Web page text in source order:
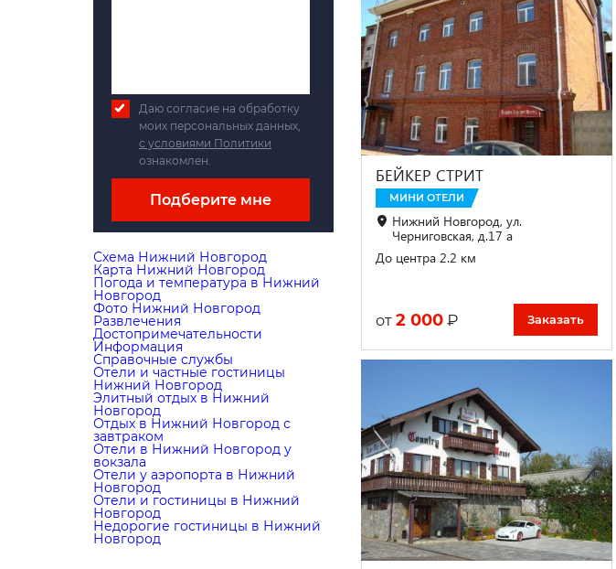
БЕЙКЕР СТРИТ
МИНИ ОТЕЛИ
Нижний Новгород, ул.
Черниговская, д.17 а
До центра 2.2 км
от 2 000 ₽ Заказать
Даю согласие на обработку
моих персональных данных,
с условиями Политики
ознакомлен.
Подберите мне
Схема Нижний Новгород
Карта Нижний Новгород
Погода и температура в Нижний
Новгород
Фото Нижний Новгород
Развлечения
Достопримечательности
Информация
Справочные службы
Отели и частные гостиницы
Нижний Новгород
Элитный отдых в Нижний
Новгород
Отдых в Нижний Новгород с
завтраком
Отели в Нижний Новгород у
вокзала
Отели у аэропорта в Нижний
Новгород
Отели и гостиницы в Нижний
Новгород
Недорогие гостиницы в Нижний
Новгород